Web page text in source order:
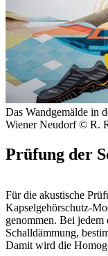
Das Wandgemälde in
Wiener Neudorf © R.
Prüfung der
Für die akustische
Kapselgehörschutz-
genommen. Bei
Schalldämmung,
Damit wird die